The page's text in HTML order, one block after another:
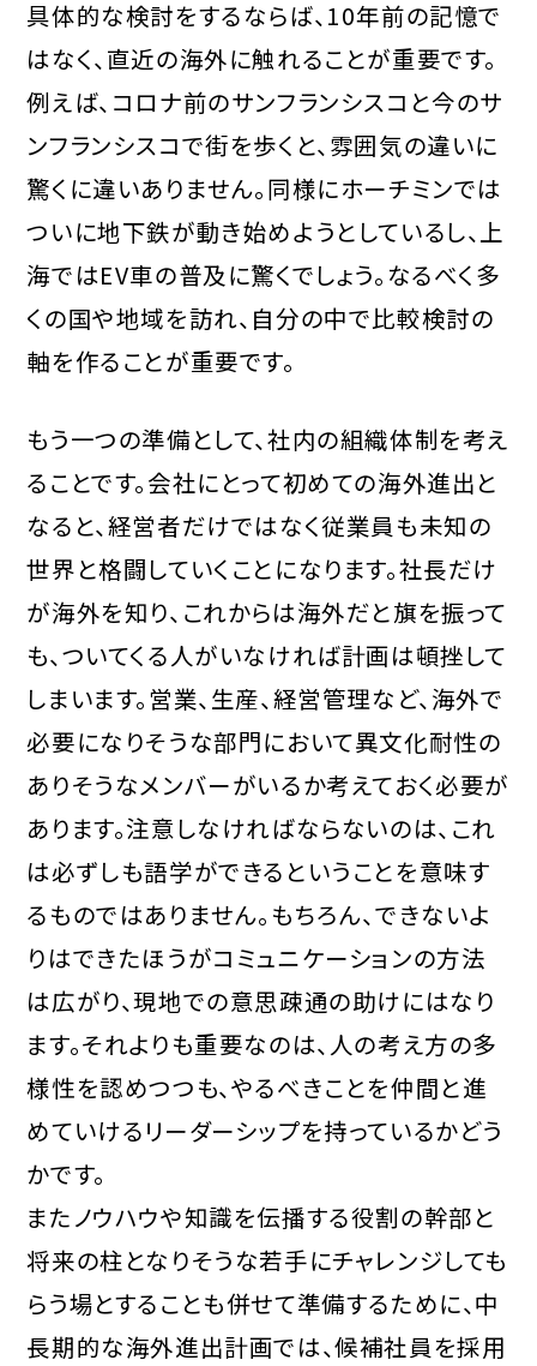
具体的な検討をするならば、10年前の記憶で
はなく、直近の海外に触れることが重要です。
例えば、コロナ前のサンフランシスコと今のサ
ンフランシスコで街を歩くと、雰囲気の違いに
驚くに違いありません。同様にホーチミンでは
ついに地下鉄が動き始めようとしているし、上
海ではEV車の普及に驚くでしょう。なるべく多
くの国や地域を訪れ、自分の中で比較検討の
軸を作ることが重要です。
もう一つの準備として、社内の組織体制を考え
ることです。会社にとって初めての海外進出と
なると、経営者だけではなく従業員も未知の
世界と格闘していくことになります。社長だけ
が海外を知り、これからは海外だと旗を振って
も、ついてくる人がいなければ計画は頓挫して
しまいます。営業、生産、経営管理など、海外で
必要になりそうな部門において異文化耐性の
ありそうなメンバーがいるか考えておく必要が
あります。注意しなければならないのは、これ
は必ずしも語学ができるということを意味す
るものではありません。もちろん、できないよ
りはできたほうがコミュニケーションの方法
は広がり、現地での意思疎通の助けにはなり
ます。それよりも重要なのは、人の考え方の多
様性を認めつつも、やるべきことを仲間と進
めていけるリーダーシップを持っているかどう
かです。
またノウハウや知識を伝播する役割の幹部と
将来の柱となりそうな若手にチャレンジしても
らう場とすることも併せて準備するために、中
長期的な海外進出計画では、候補社員を採用